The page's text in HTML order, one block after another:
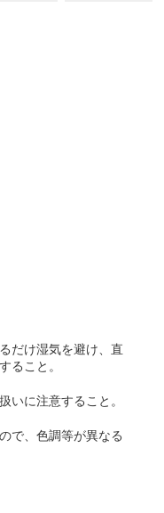
だけ湿気を避け、直
ること。
いに注意すること。
で、色調等が異なる